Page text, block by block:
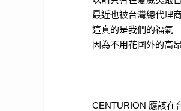
最近也被台灣總代理
這真的是我們的福氣
因為不用花國外的高
CENTURION 應該在